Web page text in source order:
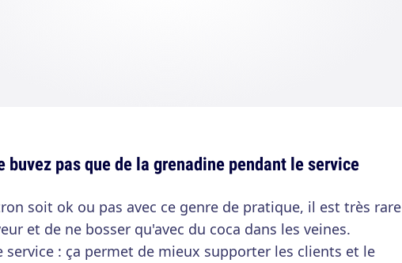
buvez pas que de la grenadine pendant le service
soit ok ou pas avec ce genre de pratique, il est très rare
et de ne bosser qu'avec du coca dans les veines.
service : ça permet de mieux supporter les clients et le